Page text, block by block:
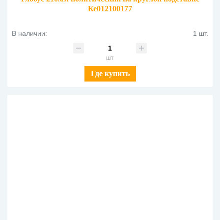
Ке012100177
В наличии: 1 шт.
шт
Где купить